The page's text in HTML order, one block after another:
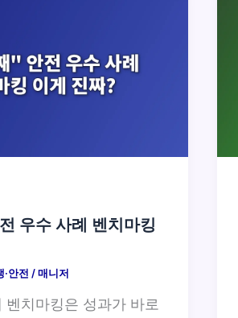
우수 사례 벤치마킹
·안전 /매니저
벤치마킹은 성과가 바로